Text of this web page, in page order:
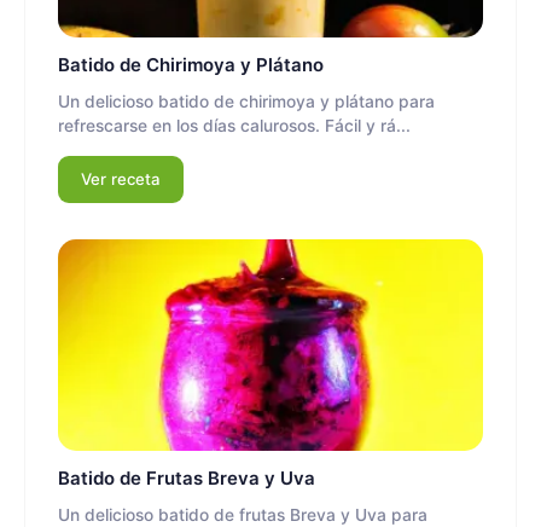
Batido de Chirimoya y Plátano
Un delicioso batido de chirimoya y plátano para
refrescarse en los días calurosos. Fácil y rá...
Ver receta
Batido de Frutas Breva y Uva
Un delicioso batido de frutas Breva y Uva para